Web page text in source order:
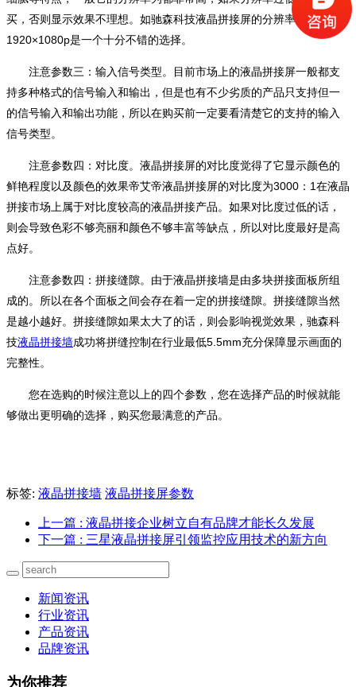
买，否则显示效果不理想。如驰森科技液晶拼接屏的分辨率就达
1920×1080p是一个十分不错的选择。
注意参数三：输入信号类型。目前市场上的液晶拼接屏一般都支
持多种格式的信号输入和输出，但是也有不少劣质的产品只支持但一
的信号输入和输出功能，所以在购买前一定要看清楚它的支持的输入
信号类型。
注意参数四：对比度。液晶拼接屏的对比度觉得了它显示颜色的
鲜艳程度以及颜色的效果帝艾帝液晶拼接屏的对比度为3000：1在液晶
拼接市场上属于对比度较高的液晶拼接产品。如果对比度过低的话，
则会导致色彩不够亮丽和颜色不够丰富等缺点，所以对比度最好是高
点好。
注意参数四：拼接缝隙。由于液晶拼接墙是由多块拼接面板所组
成的。所以在各个面板之间会存在着一定的拼接缝隙。拼接缝隙当然
是越小越好。拼接缝隙如果太大了的话，则会影响视觉效果，驰森科
技液晶拼接墙成功将拼缝控制在行业最低5.5mm充分保障显示画面的
完整性。
您在选购的时候注意以上的四个参数，您在选择产品的时候就能
够做出更明确的选择，购买您最满意的产品。
标签: 液晶拼接墙 液晶拼接屏参数
上一篇 : 液晶拼接企业树立自有品牌才能长久发展
下一篇 : 三星液晶拼接屏引领监控应用技术的新方向
新闻资讯
行业资讯
产品资讯
品牌资讯
为你推荐